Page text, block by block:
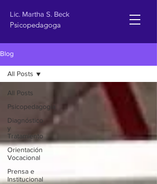
Lic. Martha S. Beck
Psicopedagoga
Blog
All Posts
Psicopedagogia
Diagnóstico
y
Tratamiento
Orientación
Vocacional
Prensa e
Institucional
All Posts